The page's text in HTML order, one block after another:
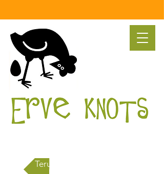
Terug naar alle berichten